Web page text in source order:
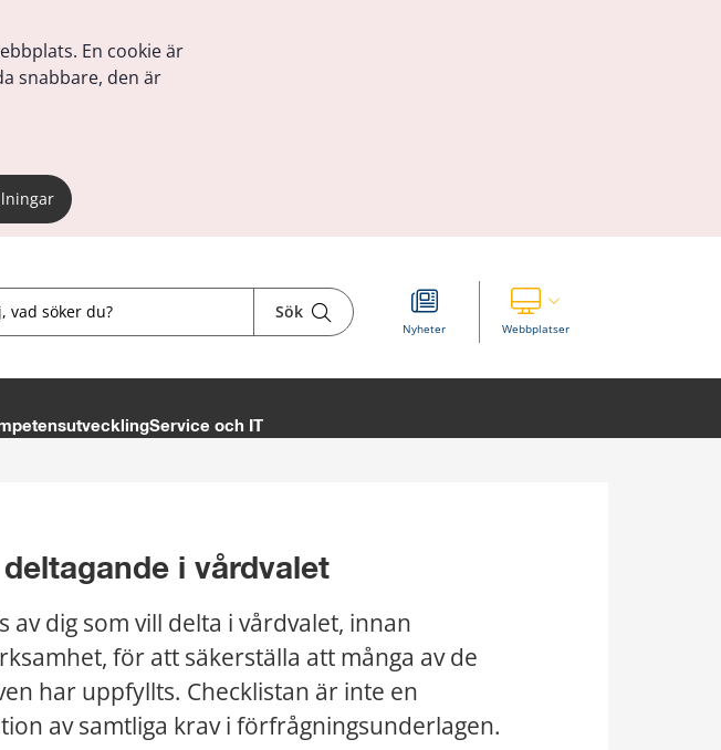
En cookie är
snabbare, den är
Sök
Nyheter WebbplatserVisa våra andra webbplatser
Service och IT
i vårdvalet
av dig som vill delta i vårdvalet, innan
för att säkerställa att många av de
har uppfyllts. Checklistan är inte en
av samtliga krav i förfrågningsunderlagen.